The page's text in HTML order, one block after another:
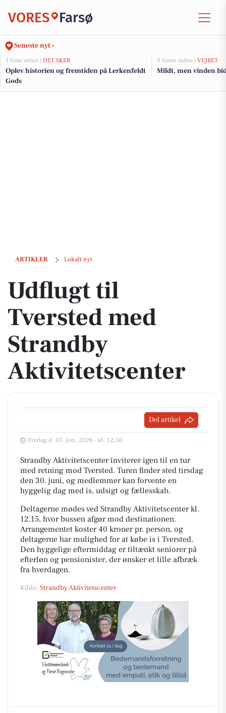
VORES Farsø
Seneste nyt ›
1 time siden | DET SKER
Oplev historien og fremtiden på Lerkenfeldt
Gods
3 timer siden | VEJRET
Mildt, men vinden
ARTIKLER Lokalt nyt
Udflugt til Tversted med Strandby Aktivitetscenter
Udflugt til
Tversted med
Strandby
Aktivitetscenter
Del artikel
Fredag d. 05. jun. 2026 - kl. 12:50
Strandby Aktivitetscenter inviterer igen til en tur
med retning mod Tversted. Turen finder sted tirsdag
den 30. juni, og medlemmer kan forvente en
hyggelig dag med is, udsigt og fællesskab.
Deltagerne mødes ved Strandby Aktivitetscenter kl.
12.15, hvor bussen afgør mod destinationen.
Arrangementet koster 40 kroner pr. person, og
deltagerne har mulighed for at købe is i Tversted.
Den hyggelige eftermiddag er tiltænkt seniorer på
efterløn og pensionister, der ønsker et lille afbræk
fra hverdagen.
Kilde: Strandby Aktivitetscenter